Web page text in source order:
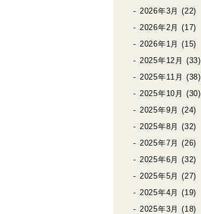
2026年3月 (22)
2026年2月 (17)
2026年1月 (15)
2025年12月 (33)
2025年11月 (38)
2025年10月 (30)
2025年9月 (24)
2025年8月 (32)
2025年7月 (26)
2025年6月 (32)
2025年5月 (27)
2025年4月 (19)
2025年3月 (18)